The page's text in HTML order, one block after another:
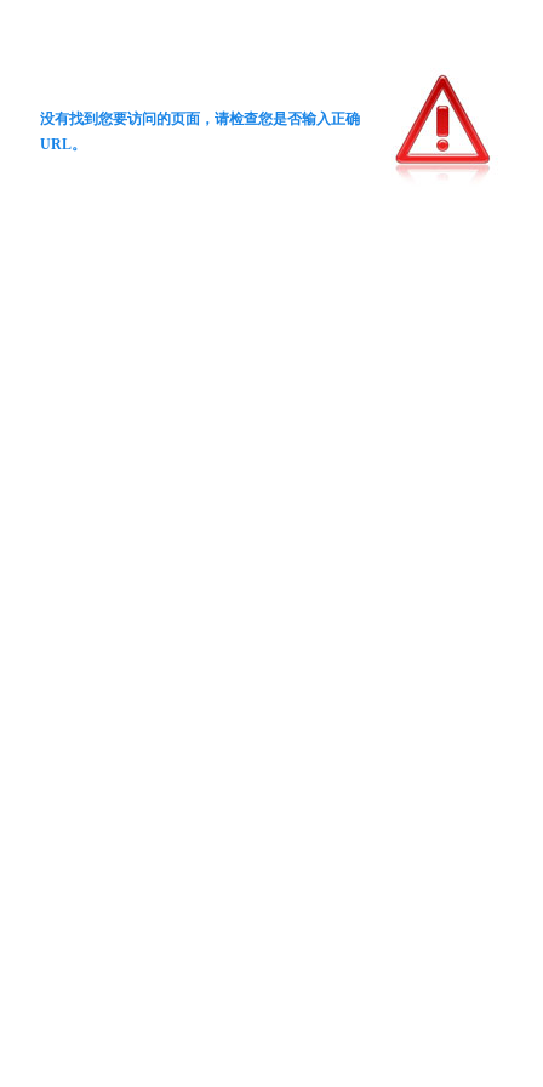
没有找到您要访问的页面，请检查您是否输入正确
URL。